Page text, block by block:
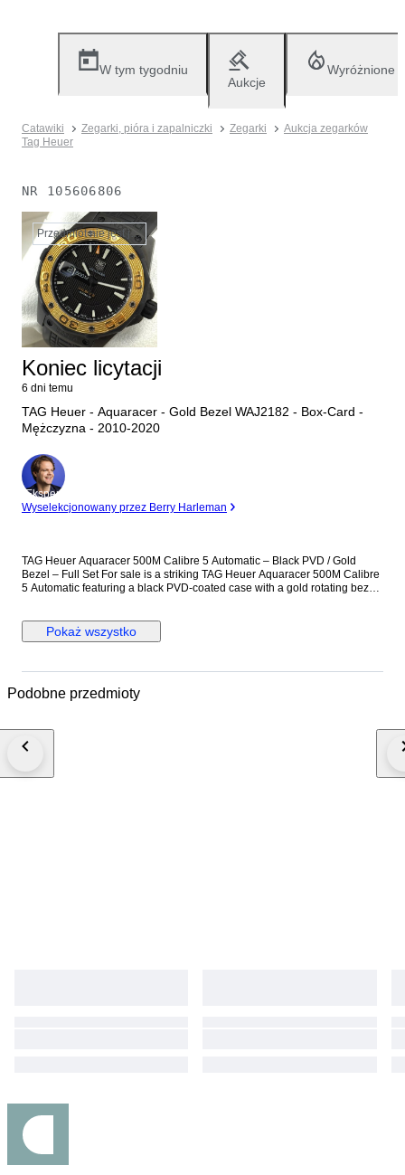
W tym tygodniu
Aukcje
Wyróżnione
Catawiki Zegarki, pióra i zapalniczki Zegarki
Aukcja zegarków
Tag Heuer
NR 105606806
Przedmiot nie jest już dostępny
Koniec licytacji
6 dni temu
TAG Heuer - Aquaracer - Gold Bezel WAJ2182 - Box-Card -
Mężczyzna - 2010-2020
Ekspert
Wyselekcjonowany przez Berry Harleman
TAG Heuer Aquaracer 500M Calibre 5 Automatic – Black PVD / Gold
Bezel – Full Set For sale is a striking TAG Heuer Aquaracer 500M Calibre
5 Automatic featuring a black PVD-coated case with a gold rotating bezel.
rotating bezel Dial: Black with date window (cyclops lens) Water
Resistance: 500 meters / 1660 feet Crystal: Sapphire Strap: Black rubber
crown. The crown is original. Water resistance has not been tested. There
overall condition with normal signs of wear. Please review the photos
testing machine and manually. All watches that we listed work properly
can be adjusted timekeeping for +- 1 min, in a day in addition we cant
Pokaż wszystko
Podobne przedmioty